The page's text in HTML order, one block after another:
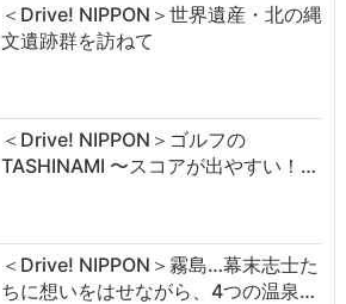
＜Drive! NIPPON＞世界遺産・北の縄
文遺跡群を訪ねて
＜Drive! NIPPON＞ゴルフの
TASHINAMI 〜スコアが出やすい！…
＜Drive! NIPPON＞霧島…幕末志士た
ちに想いをはせながら、4つの温泉…